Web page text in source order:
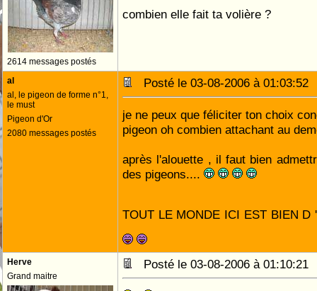
2614 messages postés
combien elle fait ta volière ?
al
al, le pigeon de forme n°1,
le must
Pigeon d'Or
2080 messages postés
Posté le 03-08-2006 à
je ne peux que féliciter ton choix
pigeon oh combien attachant au
après l'alouette , il faut bien
des pigeons....
TOUT LE MONDE ICI EST BIEN
Herve
Grand maitre
Posté le 03-08-2006 à